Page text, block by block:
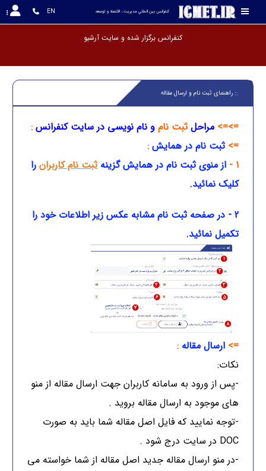
کنفرانس بين المللي مديريت ، اقتصاد و توسعه EN
کنفرانس برگزار شده و سایت آرشیو گردیده ا
:: راهنمای ثبت نام و ارسال مقاله
=>=> مراحلثبت نام و نام نویسی در سایت کنفرانس:
=> ثبت نام در همایش:
1 -
از منوی ثبت نام در همایش گزینه ثبت نام کاربران را
کلیک نمائید.
2 - در صفحه ثبت نام مشابه عکس زیر اطلاعات خود را
تکمیل نمائید.
=> ارسال مقاله :
نکات:
-پس از ورود به سامانه کاربران جهت ارسال مقاله از منو
های موجود به ارسال مقاله بروید .
-توجه نمایید که فایل اصل مقاله شما باید به صورت
DOC در سایت درج شود .
-در منو ارسال مقاله جدید اصل مقاله از شما خواسته می